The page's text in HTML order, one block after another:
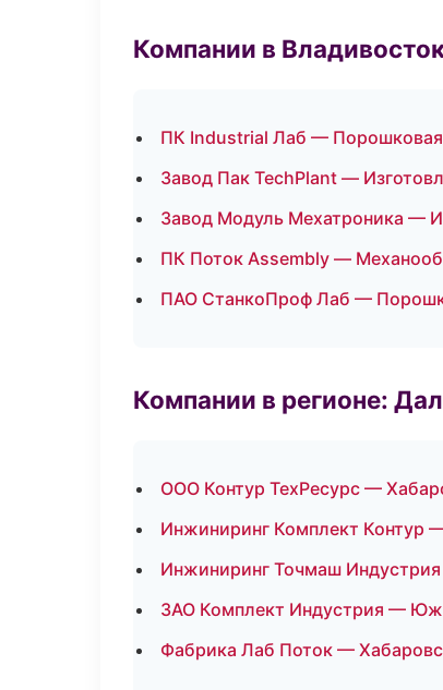
Компании в
ПК Industrial Лаб — Порошковая
Завод Пак TechPlant —
Завод Модуль Мехатроника —
ПК Поток Assembly —
ПАО СтанкоПроф Лаб —
Компании в регионе:
ООО Контур ТехРесурс —
Инжиниринг Комплект Контур
Инжиниринг Точмаш
ЗАО Комплект Индустрия —
Фабрика Лаб Поток —